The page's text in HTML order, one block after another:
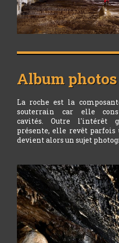
Album photos
La roche est la
souterrain car elle
cavités. Outre l'intérêt
présente, elle revêt parfois
devient alors un sujet